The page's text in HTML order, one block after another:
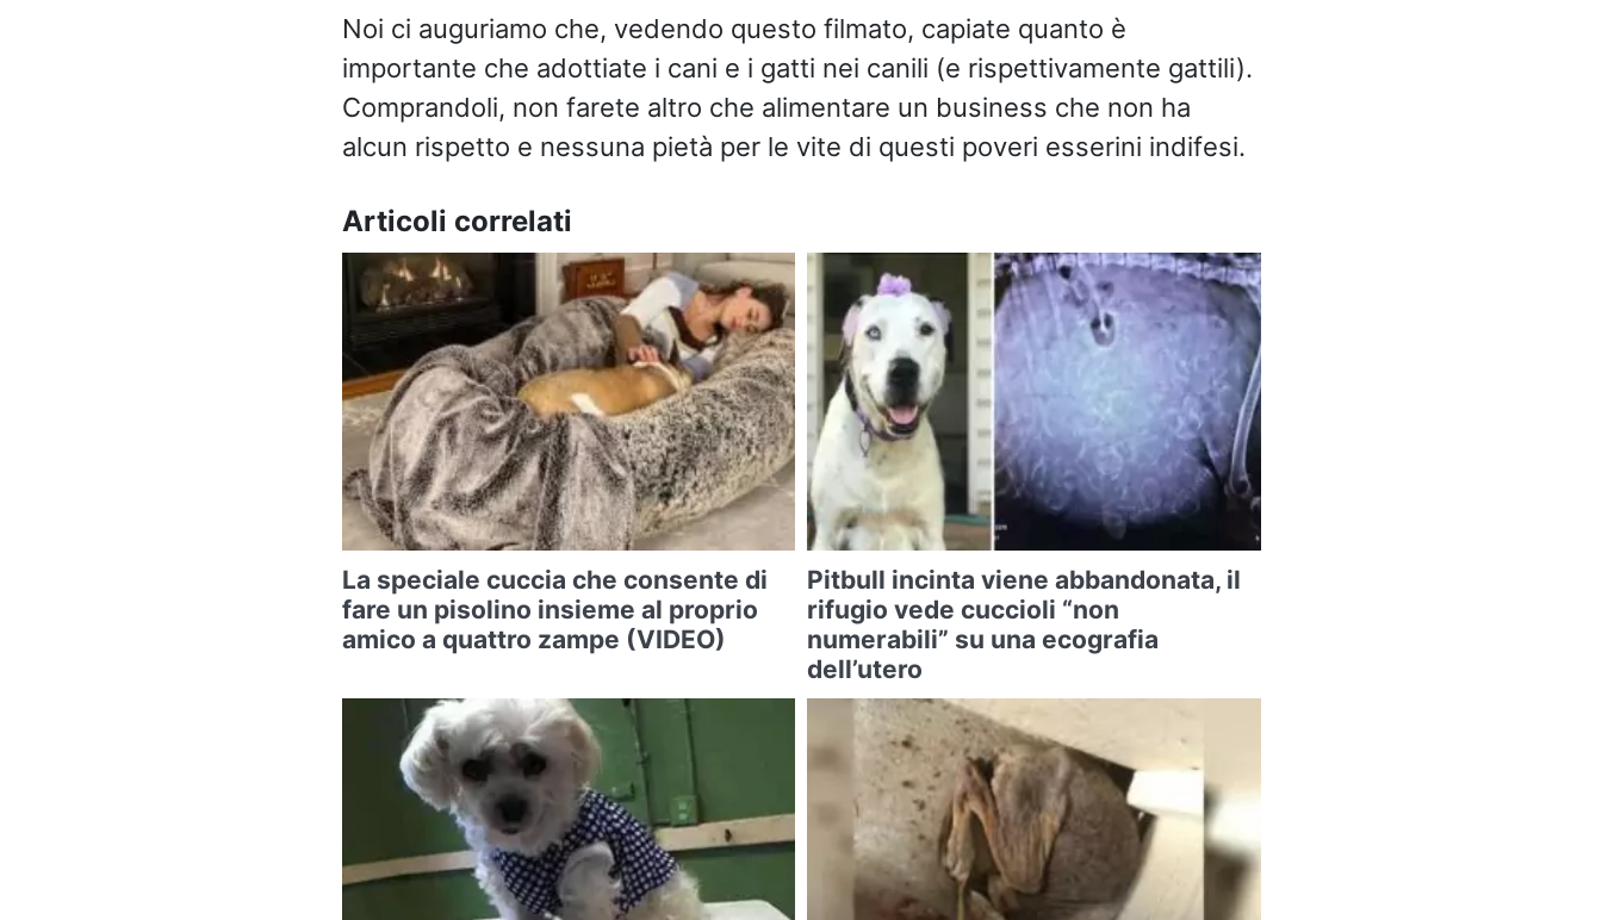
Noi ci auguriamo che, vedendo questo filmato, capiate quanto è
importante che adottiate i cani e i gatti nei canili (e rispettivamente gattili).
Comprandoli, non farete altro che alimentare un business che non ha
alcun rispetto e nessuna pietà per le vite di questi poveri esserini indifesi.
Articoli correlati
La speciale cuccia che consente di
fare un pisolino insieme al proprio
amico a quattro zampe (VIDEO)
Pitbull incinta viene abbandonata, il
rifugio vede cuccioli “non
numerabili” su una ecografia
dell’utero